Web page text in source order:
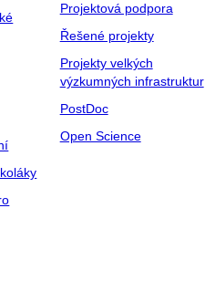
Projektová podpora
Řešené projekty
Projekty velkých
výzkumných infrastruktur
PostDoc
Open Science